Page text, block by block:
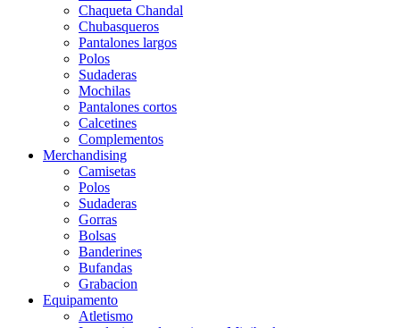
Chaqueta Chandal
Chubasqueros
Pantalones largos
Polos
Sudaderas
Mochilas
Pantalones cortos
Calcetines
Complementos
Merchandising
Camisetas
Polos
Sudaderas
Gorras
Bolsas
Banderines
Bufandas
Grabacion
Equipamento
Atletismo